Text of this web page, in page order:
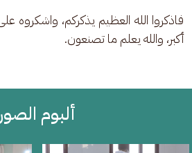
فاذكروا الله العظيم يذكركم، واشكروه
أكبر، والله يعلم ما تصنعون.
ألبوم الصور